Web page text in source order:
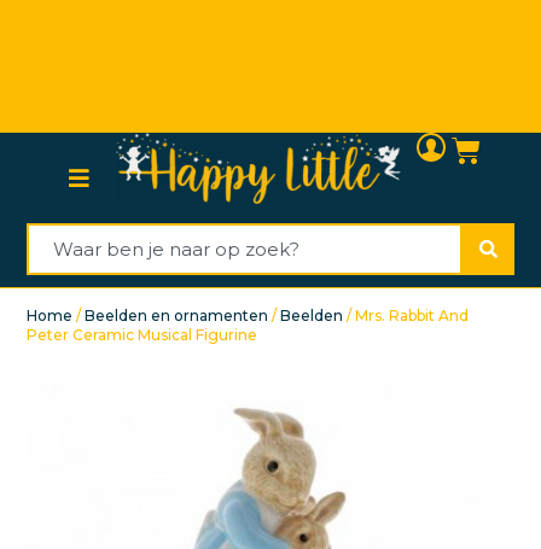
Home /Beelden en ornamenten /Beelden / Mrs. Rabbit And
Peter Ceramic Musical Figurine